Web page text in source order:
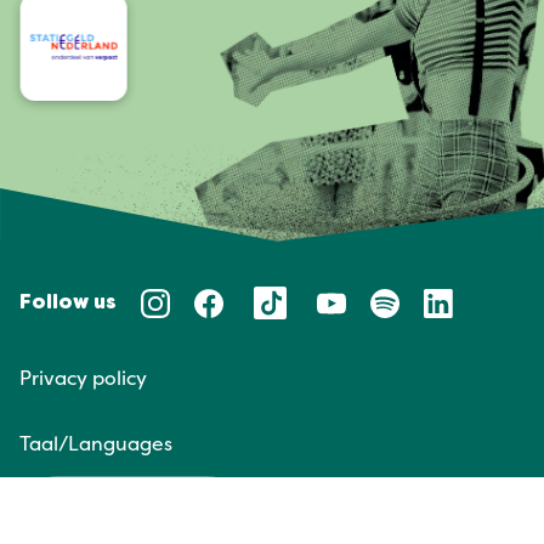
Follow us
Privacy policy
Taal/Languages